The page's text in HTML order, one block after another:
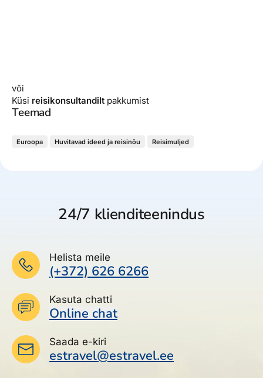
või
Küsi reisikonsultandilt pakkumist
Teemad
Euroopa Huvitavad ideed ja reisinõu Reisimuljed
24/7 klienditeenindus
Helista meile
(+372) 626 6266
Kasuta chatti
Online chat
Saada e-kiri
estravel@estravel.ee